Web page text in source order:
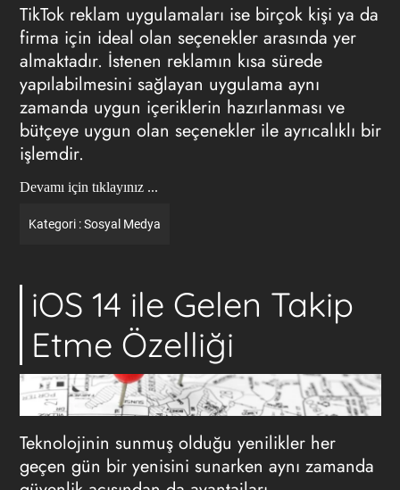
TikTok reklam uygulamaları ise birçok kişi ya da
firma için ideal olan seçenekler arasında yer
almaktadır. İstenen reklamın kısa sürede
yapılabilmesini sağlayan uygulama aynı
zamanda uygun içeriklerin hazırlanması ve
bütçeye uygun olan seçenekler ile ayrıcalıklı bir
işlemdir.
Devamı için tıklayınız ...
Kategori :Sosyal Medya
iOS 14 ile Gelen Takip
Etme Özelliği
Teknolojinin sunmuş olduğu yenilikler her
geçen gün bir yenisini sunarken aynı zamanda